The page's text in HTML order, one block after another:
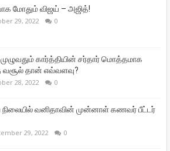
மோதும் விஜய் – அஜித்!
29, 2022 0
கார்த்தியின் சர்தார் மொத்தமாக
தான் எவ்வளவு?
28, 2022 0
நிலையில் வனிதாவின் முன்னாள் கணவர் பீட்டர்
29, 2022 0